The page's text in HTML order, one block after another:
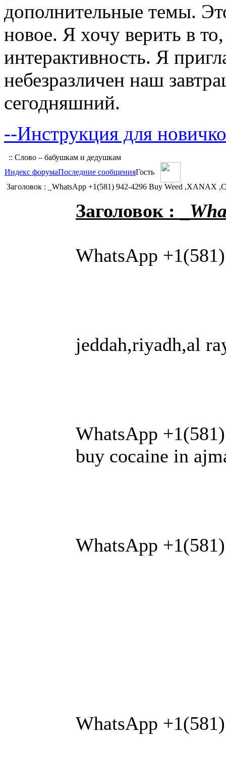
дополнительные темы.
новое. Я хочу верить в
интерактивность. Я
небезразличен наш
сегодняшний.
--Инструкция для
:: Слово – бабушкам и дедушкам
Индекс форумаПоследние сообщенияГость
Заголовок : _WhatsApp +1(581) 942-4296 Buy Weed ,XANAX
Заголовок : _
WhatsApp
jeddah,riyadh,al
WhatsApp
buy cocaine in
WhatsApp
WhatsApp